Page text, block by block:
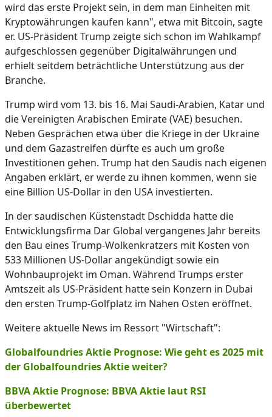
wird das erste Projekt sein, in dem man Einheiten mit
Kryptowährungen kaufen kann", etwa mit Bitcoin, sagte
er. US-Präsident Trump zeigte sich schon im Wahlkampf
aufgeschlossen gegenüber Digitalwährungen und
erhielt seitdem beträchtliche Unterstützung aus der
Branche.
Trump wird vom 13. bis 16. Mai Saudi-Arabien, Katar und
die Vereinigten Arabischen Emirate (VAE) besuchen.
Neben Gesprächen etwa über die Kriege in der Ukraine
und dem Gazastreifen dürfte es auch um große
Investitionen gehen. Trump hat den Saudis nach eigenen
Angaben erklärt, er werde zu ihnen kommen, wenn sie
eine Billion US-Dollar in den USA investierten.
In der saudischen Küstenstadt Dschidda hatte die
Entwicklungsfirma Dar Global vergangenes Jahr bereits
den Bau eines Trump-Wolkenkratzers mit Kosten von
533 Millionen US-Dollar angekündigt sowie ein
Wohnbauprojekt im Oman. Während Trumps erster
Amtszeit als US-Präsident hatte sein Konzern in Dubai
den ersten Trump-Golfplatz im Nahen Osten eröffnet.
Weitere aktuelle News im Ressort "Wirtschaft":
Globalfoundries Aktie Prognose: Wie geht es 2025 mit
der Globalfoundries Aktie weiter?
BBVA Aktie Prognose: BBVA Aktie laut RSI
überbewertet